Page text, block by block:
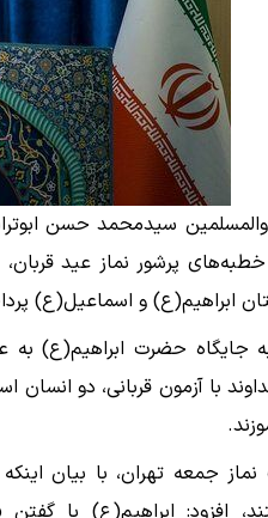
پرشور نماز عید
ابراهیم(ع) و اسماعیل(ع)
جایگاه حضرت ابراهیم(ع) به
با آزمون قربانی، دو انسان
جمعه تهران، با بیان اینکه
افزود: ابراهیم(ع) با